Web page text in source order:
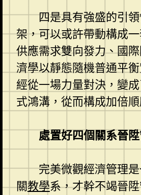
四是具有強盛的引
架，可以或許帶動構成
供應需求雙向發力、國
濟學以靜態隨機普通平
經從一場力量對決，變
式鴻溝，從而構成加倍
處置好四個關系晉
完美微觀經濟管理
關教學系，才幹不竭晉